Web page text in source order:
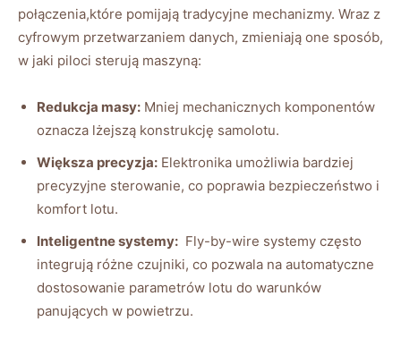
połączenia,które pomijają tradycyjne mechanizmy. Wraz z
cyfrowym przetwarzaniem danych,​ zmieniają one sposób,
w​ jaki piloci sterują maszyną:
Redukcja masy: Mniej mechanicznych komponentów
oznacza lżejszą konstrukcję samolotu.
Większa precyzja: ⁤Elektronika umożliwia bardziej
precyzyjne sterowanie, co poprawia bezpieczeństwo i
komfort ​lotu.
Inteligentne systemy: ‌ Fly-by-wire ⁣systemy często
integrują różne czujniki,‌ co pozwala na automatyczne
dostosowanie parametrów lotu do ⁢warunków
panujących w powietrzu.